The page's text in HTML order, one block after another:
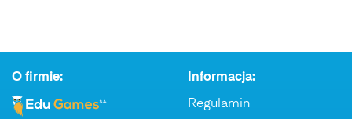
O firmie: Informacja:
Regulamin